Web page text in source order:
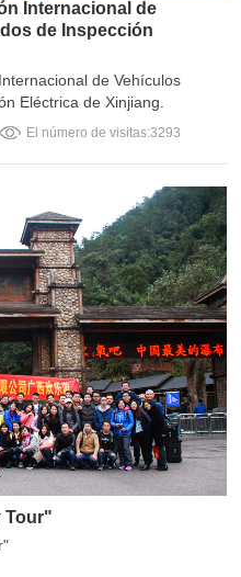
Eléctrica de Xinjiang.
El número de visitas:3293
Tour"